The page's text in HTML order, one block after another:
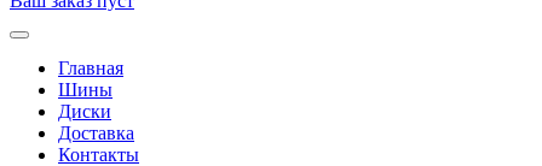
Главная
Шины
Диски
Доставка
Контакты